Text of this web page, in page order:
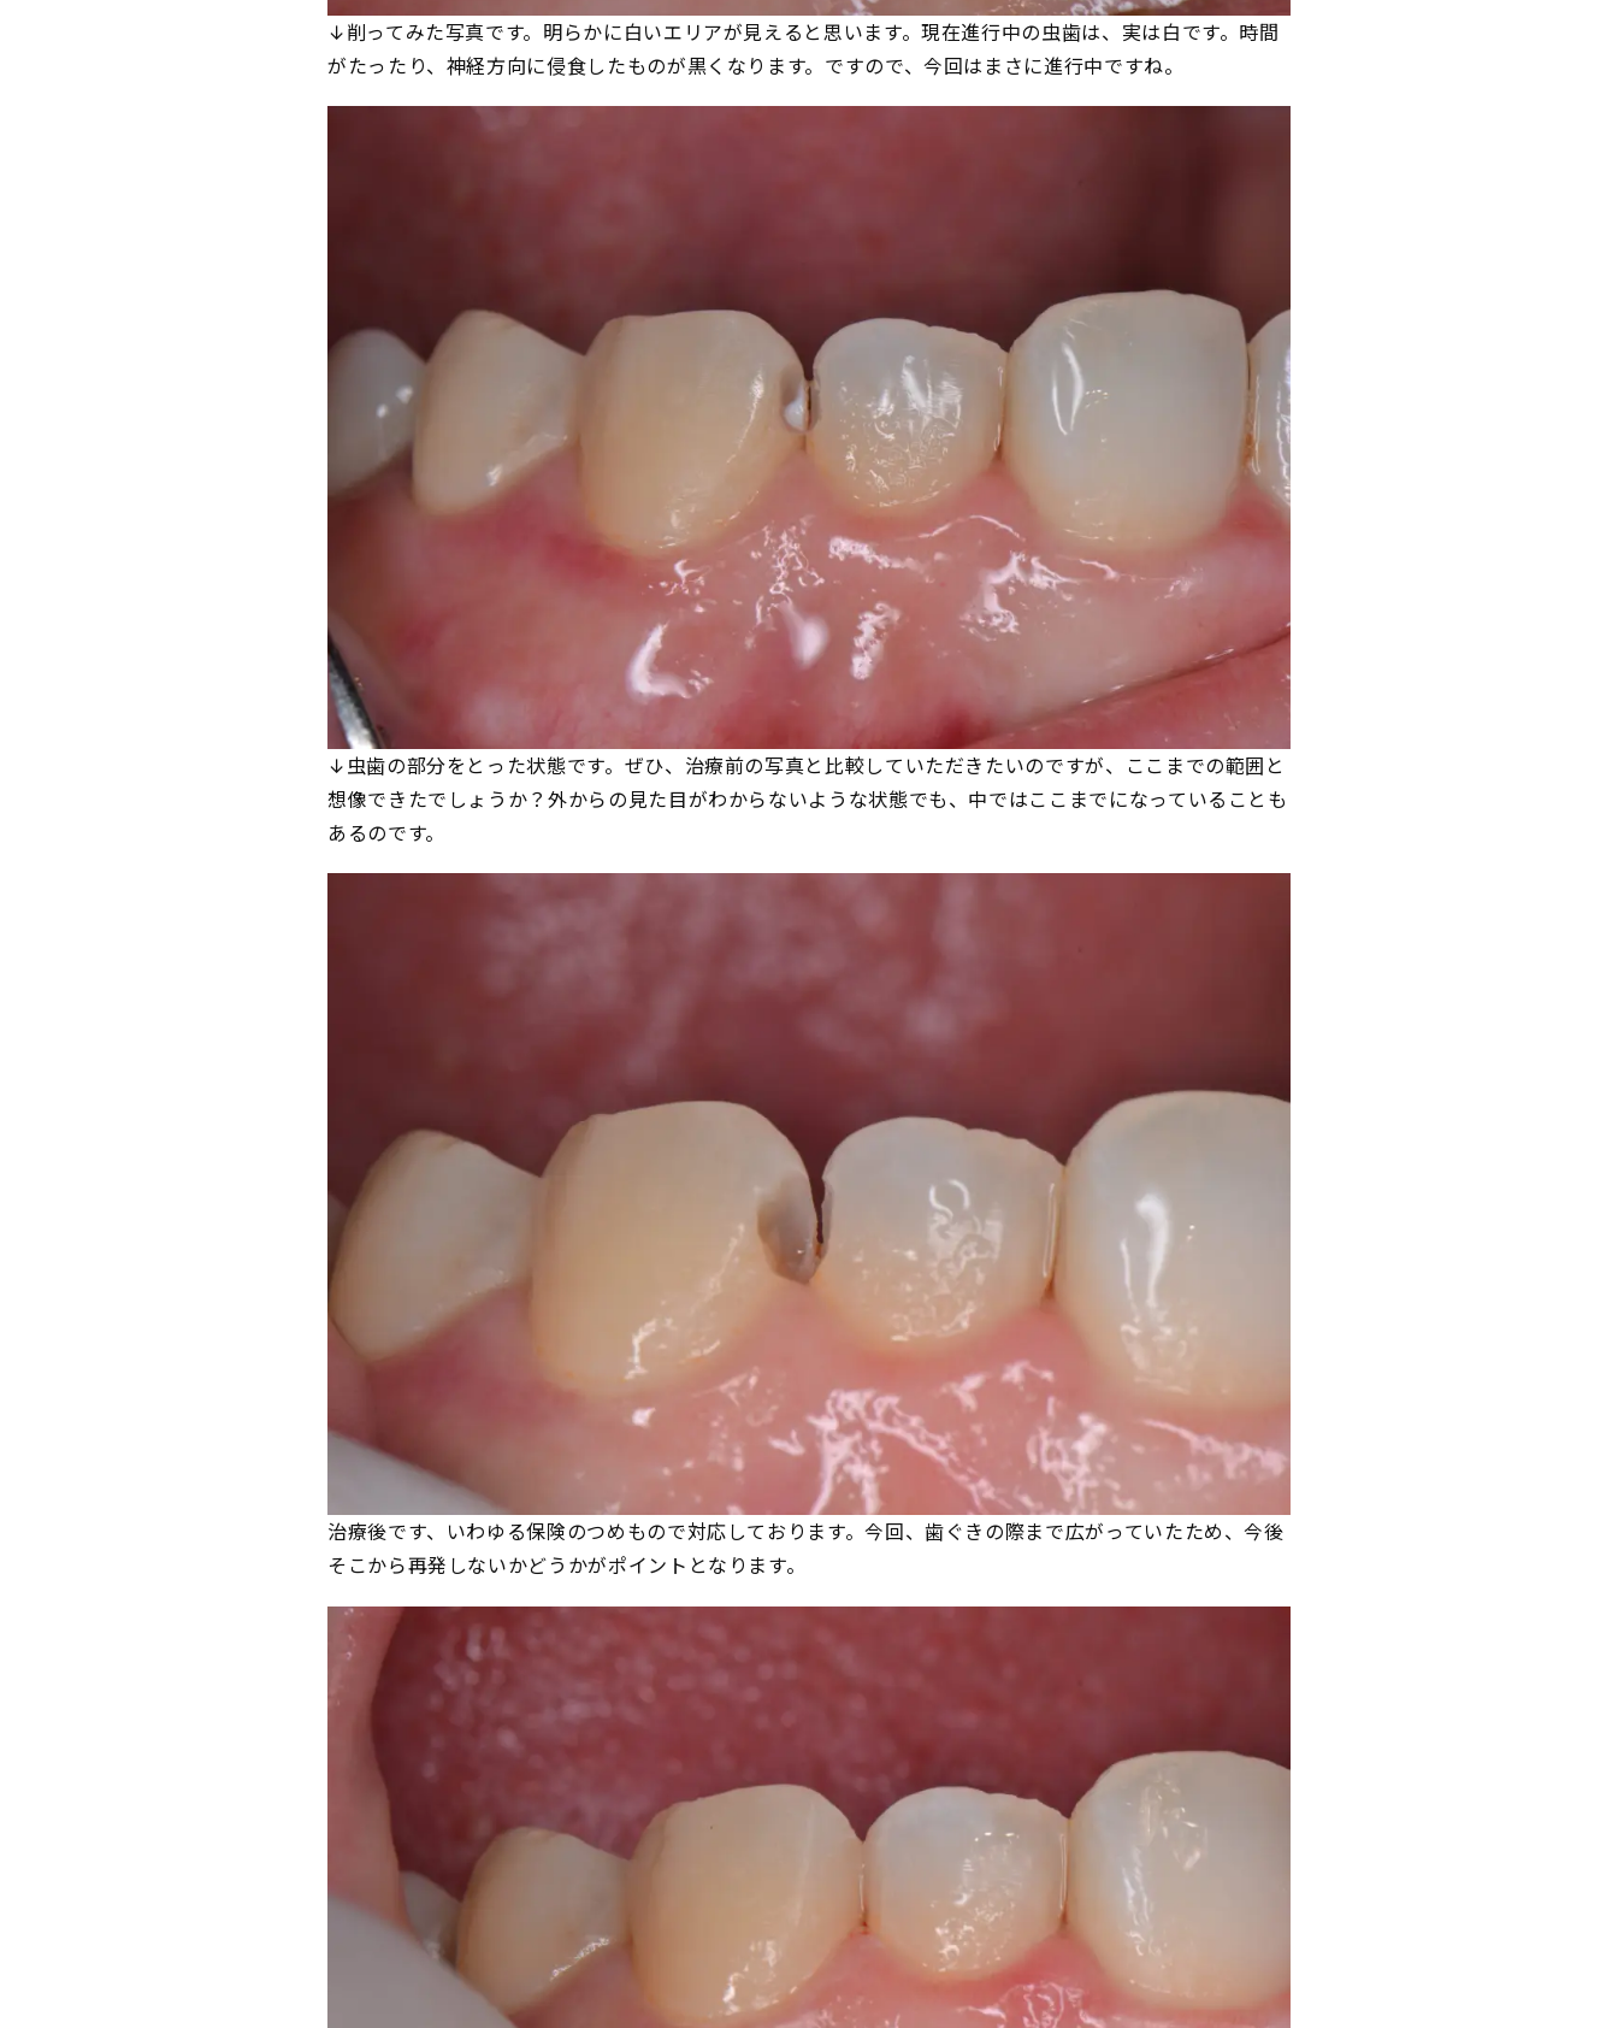
↓削ってみた写真です。明らかに白いエリアが見えると思います。現在進行中の虫歯は、実は白です。時間
がたったり、神経方向に侵食したものが黒くなります。ですので、今回はまさに進行中ですね。
↓虫歯の部分をとった状態です。ぜひ、治療前の写真と比較していただきたいのですが、ここまでの範囲と
想像できたでしょうか？外からの見た目がわからないような状態でも、中ではここまでになっていることも
あるのです。
治療後です、いわゆる保険のつめもので対応しております。今回、歯ぐきの際まで広がっていたため、今後
そこから再発しないかどうかがポイントとなります。